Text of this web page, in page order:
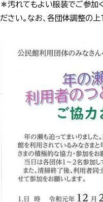
＊汚れてもよい服装でご参加
ださい。なお、各団体調整の